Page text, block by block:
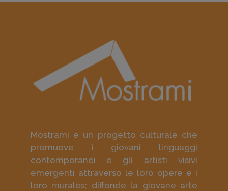
Mostrami è un progetto culturale che
promuove i giovani linguaggi
contemporanei e gli artisti visivi
emergenti attraverso le loro opere e i
loro murales; diffonde la giovane arte